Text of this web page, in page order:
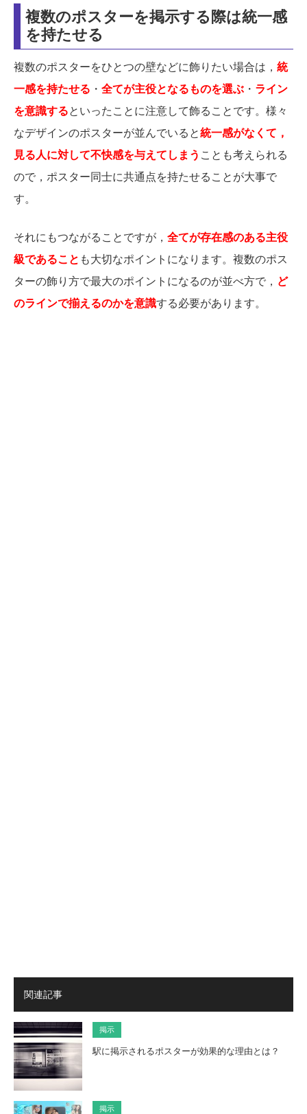
複数のポスターを掲示する際は統一感
を持たせる
複数のポスターをひとつの壁などに飾りたい場合は， 統
一感を持たせる ・ 全てが主役となるものを選ぶ ・ ライン
を意識するといったことに注意して飾ることです。様々
なデザインのポスターが並んでいると統一感がなくて，
見る人に対して不快感を与えてしまう ことも考えられる
ので，ポスター同士に共通点を持たせることが大事で
す。
それにもつながることですが， 全てが存在感のある主役
級であること も大切なポイントになります。複数のポス
ターの飾り方で最大のポイントになるのが並べ方で， ど
のラインで揃えるのかを意識する必要があります。
関連記事
掲示
駅に掲示されるポスターが効果的な理由とは？
掲示